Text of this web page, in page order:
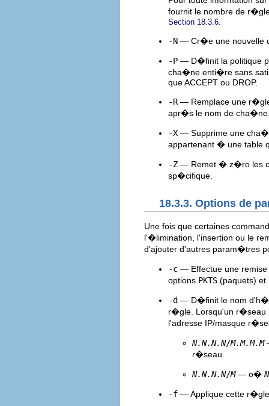
fournit le nombre de
Section 18.3.6
-N — Cr�e une nouvelle
-P — D�finit la politique
cha�ne enti�re sans
que ACCEPT ou DROP.
-R — Remplace une
apr�s le nom de
-X — Supprime une
appartenant � une table
-Z — Remet � z�ro les
sp�cifique.
18.3.3. Options de
Une fois que certaines
l'�limination, l'insertion ou le
d'ajouter d'autres param�tres
-c — Effectue une
options PKTS (paquets) et
-d — D�finit le nom
r�gle. Lorsqu'un r�seau
l'adresse IP/masque
N.N.N.N/M.M.M.M
r�seau.
N.N.N.N/M— o�
-f — Applique cette